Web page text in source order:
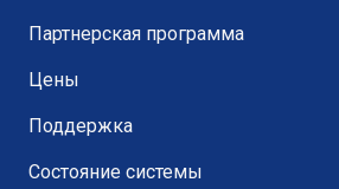
Партнерская программа
Цены
Поддержка
Состояние системы